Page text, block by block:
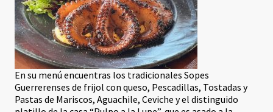
En su menú encuentras los tradicionales Sopes
Guerrerenses de frijol con queso, Pescadillas, Tostadas y
Pastas de Mariscos, Aguachile, Ceviche y el distinguido